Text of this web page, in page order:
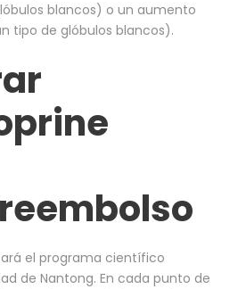
blancos) o un aumento
tipo de glóbulos blancos).
el programa científico
de Nantong. En cada punto de